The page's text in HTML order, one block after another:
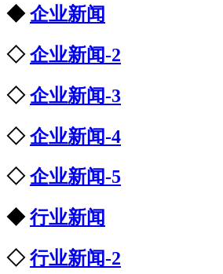
◆企业新闻
◇企业新闻-2
◇企业新闻-3
◇企业新闻-4
◇企业新闻-5
◆行业新闻
◇行业新闻-2